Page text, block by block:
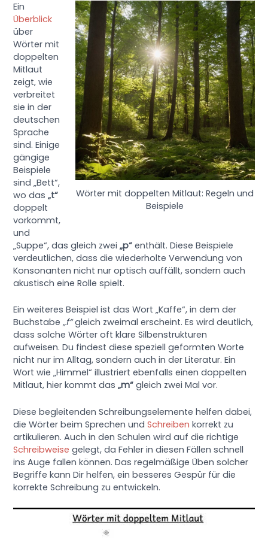
Wörter mit doppelten Mitlaut: Regeln und
Beispiele
Ein
Überblick
über
Wörter mit
doppelten
Mitlaut
zeigt, wie
verbreitet
sie in der
deutschen
Sprache
sind. Einige
gängige
Beispiele
sind „Bett“,
wo das„t“
doppelt
vorkommt,
und
„Suppe“, das gleich zwei„p“ enthält. Diese Beispiele
verdeutlichen, dass die wiederholte Verwendung von
Konsonanten nicht nur optisch auffällt, sondern auch
akustisch eine Rolle spielt.
Ein weiteres Beispiel ist das Wort „Kaffe“, in dem der
Buchstabe„f“gleich zweimal erscheint. Es wird deutlich,
dass solche Wörter oft klare Silbenstrukturen
aufweisen. Du findest diese speziell geformten Worte
nicht nur im Alltag, sondern auch in der Literatur. Ein
Wort wie „Himmel“ illustriert ebenfalls einen doppelten
Mitlaut, hier kommt das„m“ gleich zwei Mal vor.
Diese begleitenden Schreibungselemente helfen dabei,
die Wörter beim Sprechen undSchreiben korrekt zu
artikulieren. Auch in den Schulen wird auf die richtige
Schreibweise gelegt, da Fehler in diesen Fällen schnell
ins Auge fallen können. Das regelmäßige Üben solcher
Begriffe kann Dir helfen, ein besseres Gespür für die
korrekte Schreibung zu entwickeln.